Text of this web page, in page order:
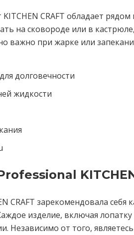
CRAFT обладает
на сковороде или в
важно при жарке или
долговечности
жидкости
CRAFT зарекомендовала
изделие, включая лопатку
Независимо от того,